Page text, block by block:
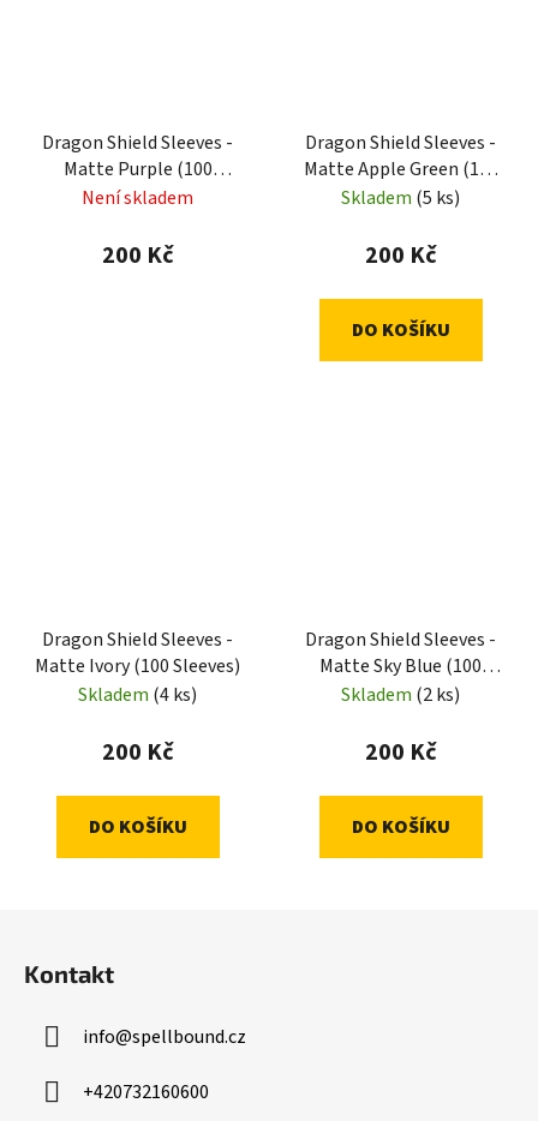
Dragon Shield Sleeves -
Matte Purple (100
Sleeves)
Není skladem
200 Kč
Dragon Shield Sleeves -
Matte Apple Green (100
Sleeves)
Skladem (5 ks)
200 Kč
DO KOŠÍKU
Dragon Shield Sleeves -
Matte Ivory (100 Sleeves)
Skladem (4 ks)
200 Kč
DO KOŠÍKU
Dragon Shield Sleeves -
Matte Sky Blue (100
Sleeves)
Skladem (2 ks)
200 Kč
DO KOŠÍKU
Kontakt
info@spellbound.cz
+420732160600